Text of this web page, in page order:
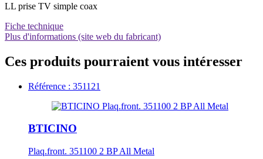
LL prise TV simple coax
Fiche technique
Plus d'informations (site web du fabricant)
Ces produits pourraient vous intéresser
Référence : 351121
BTICINO
Plaq.front. 351100 2 BP All Metal